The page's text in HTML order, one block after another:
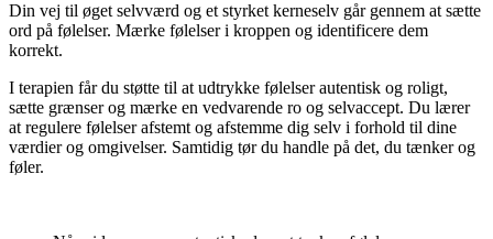
Din vej til øget selvværd og et styrket kerneselv går gennem at sætte
ord på følelser. Mærke følelser i kroppen og identificere dem
korrekt.
I terapien får du støtte til at udtrykke følelser autentisk og roligt,
sætte grænser og mærke en vedvarende ro og selvaccept. Du lærer
at regulere følelser afstemt og afstemme dig selv i forhold til dine
værdier og omgivelser. Samtidig tør du handle på det, du tænker og
føler.